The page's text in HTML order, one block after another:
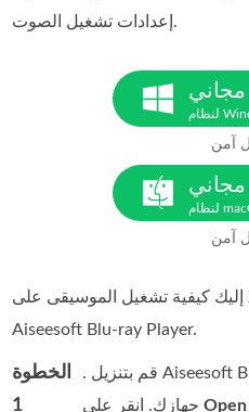
إعدادات تشغيل الصوت.
مجاني
آمن
مجاني
آمن
إليك كيفية تشغيل الموسيقى على Xbox One أثناء اللعب باستخدام
Aiseesoft Blu-ray Player.
الخطوة
1
. قم بتنزيل Aiseesoft Blu-ray Player وتثبيته على
جهازك. انقر علىOpen